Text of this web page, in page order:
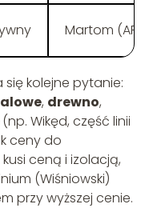
Martom
się kolejne pytanie:
, drewno,
Wikęd, część linii
ceny do
ceną i izolacją,
(Wiśniowski)
przy wyższej cenie.